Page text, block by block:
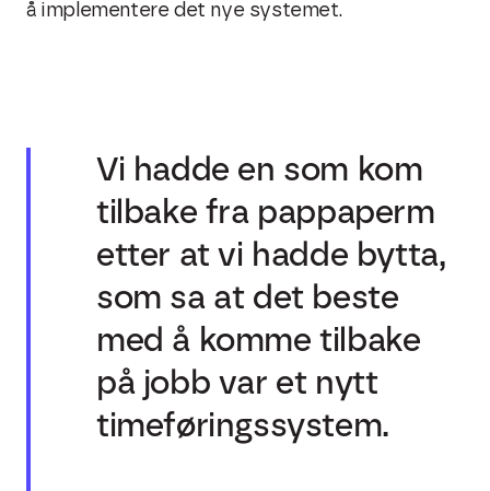
å implementere det nye systemet.
Vi hadde en som kom
tilbake fra pappaperm
etter at vi hadde bytta,
som sa at det beste
med å komme tilbake
på jobb var et nytt
timeføringssystem.